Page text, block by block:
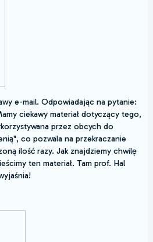
e-mail. Odpowiadając na pytanie:
ciekawy materiał dotyczący tego,
przez obcych do
co pozwala na przekraczanie
ilość razy. Jak znajdziemy chwilę
ten materiał. Tam prof. Hal